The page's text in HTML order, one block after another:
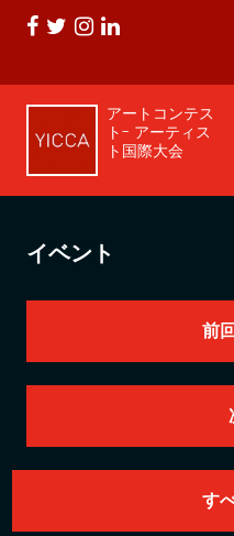
アートコンテス
ト- アーティス
ト国際大会
イベント